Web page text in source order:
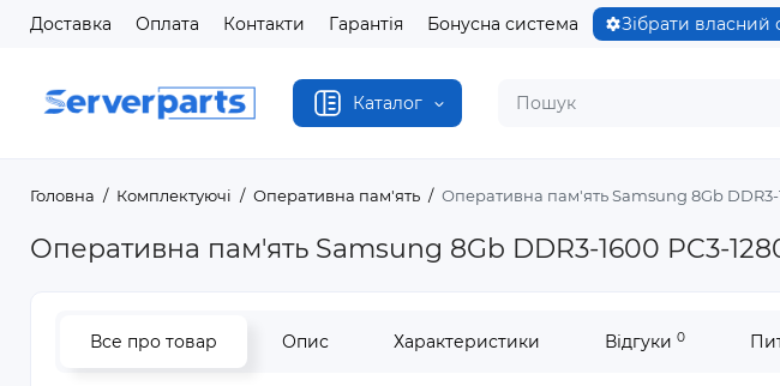
Доставка Оплата Контакти Гарантія Бонусна система Зібрати власний
Каталог
Головна Комплектуючі Оперативна пам'ять Оперативна пам'ять Samsung 8Gb DDR3-
Оперативна пам'ять Samsung 8Gb DDR3-1600 PC3-
Все про товар Опис Характеристики Відгуки 0